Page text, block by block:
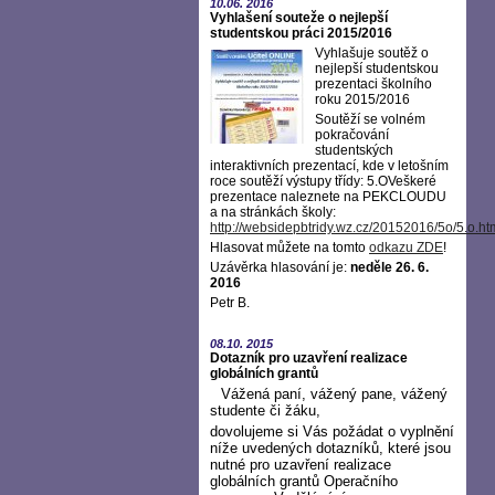
10.06. 2016
Vyhlašení souteže o nejlepší
studentskou práci 2015/2016
Vyhlašuje soutěž o
nejlepší studentskou
prezentaci školního
roku 2015/2016
Soutěží se volném
pokračování
studentských
interaktivních prezentací, kde v letošním
roce soutěží výstupy třídy: 5.OVeškeré
prezentace naleznete na PEKCLOUDU
a na stránkách školy:
http://websidepbtridy.wz.cz/20152016/5o/
Hlasovat můžete na tomto odkazu ZDE!
Uzávěrka hlasování je: neděle 26. 6.
2016
Petr B.
08.10. 2015
Dotazník pro uzavření realizace
globálních grantů
Vážená paní, vážený pane, vážený
studente či žáku,
dovolujeme si Vás požádat o vyplnění
níže uvedených dotazníků, které jsou
nutné pro uzavření realizace
globálních grantů Operačního